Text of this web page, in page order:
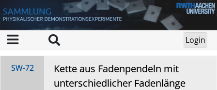
SW-72
Kette aus Fadenpendeln mit
unterschiedlicher Fadenlänge